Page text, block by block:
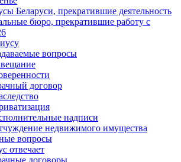
Беларуси, прекратившие деятельность
бюро, прекратившие работу с
вопросы
договор
надписи
недвижимого имущества
вопросы
отвечает
договоры